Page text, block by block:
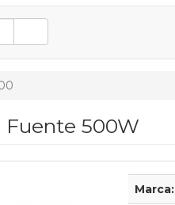
Fuente 500W
Marca: